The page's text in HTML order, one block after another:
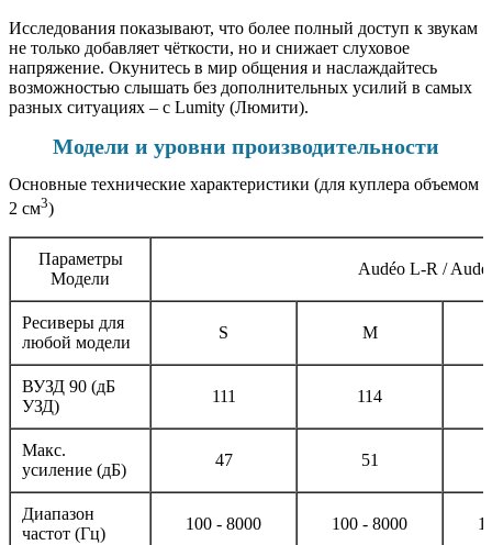
Исследования показывают, что более полный доступ к звукам
не только добавляет чёткости, но и снижает слуховое
напряжение. Окунитесь в мир общения и наслаждайтесь
возможностью слышать без дополнительных усилий в самых
разных ситуациях – с Lumity (Люмити).
Модели и уровни производительности
Основные технические характеристики (для куплера объемом
2 см3)
Параметры
Модели
Audéo L-R /
Ресиверы для
любой модели
S M
ВУЗД 90 (дБ
УЗД)
111 114
Макс.
усиление (дБ)
47 51
Диапазон
частот (Гц)
100 - 8000 100 - 8000